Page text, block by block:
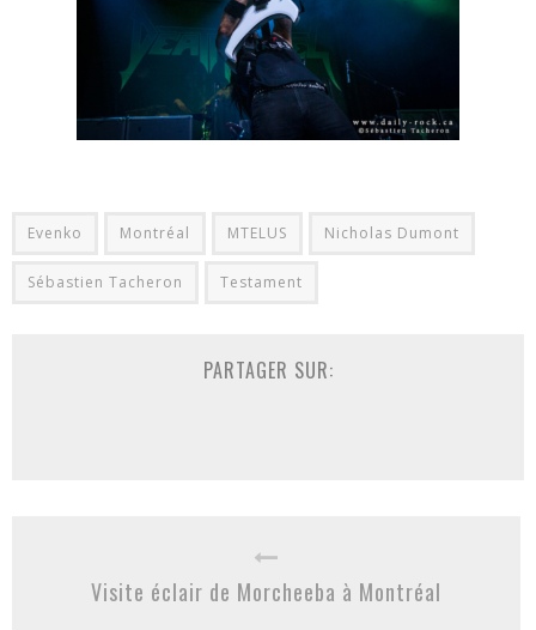
Evenko Montréal MTELUS Nicholas Dumont
Sébastien Tacheron Testament
PARTAGER SUR:
Visite éclair de Morcheeba à Montréal